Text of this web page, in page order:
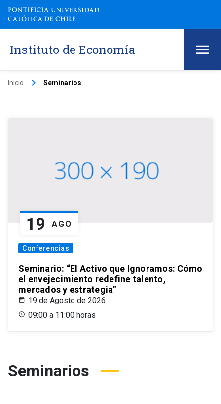
Instituto de Economía
Inicio keyboard_arrow_right Seminarios
19 AGO
Conferencias
Seminario: “El Activo que Ignoramos: Cómo
el envejecimiento redefine talento,
mercados y estrategia”
19 de Agosto de 2026
09:00 a 11:00 horas
Seminarios